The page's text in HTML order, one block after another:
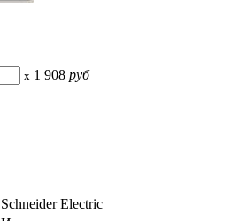
x 1 908 руб
Schneider Electric